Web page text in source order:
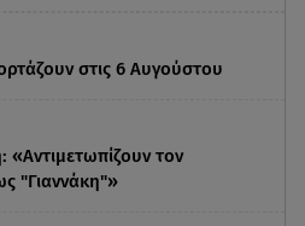
στις 6 Αυγούστου
«Αντιμετωπίζουν τον
"Γιαννάκη"»